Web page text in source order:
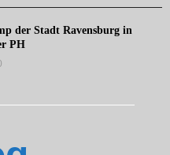
der Stadt Ravensburg in
PH